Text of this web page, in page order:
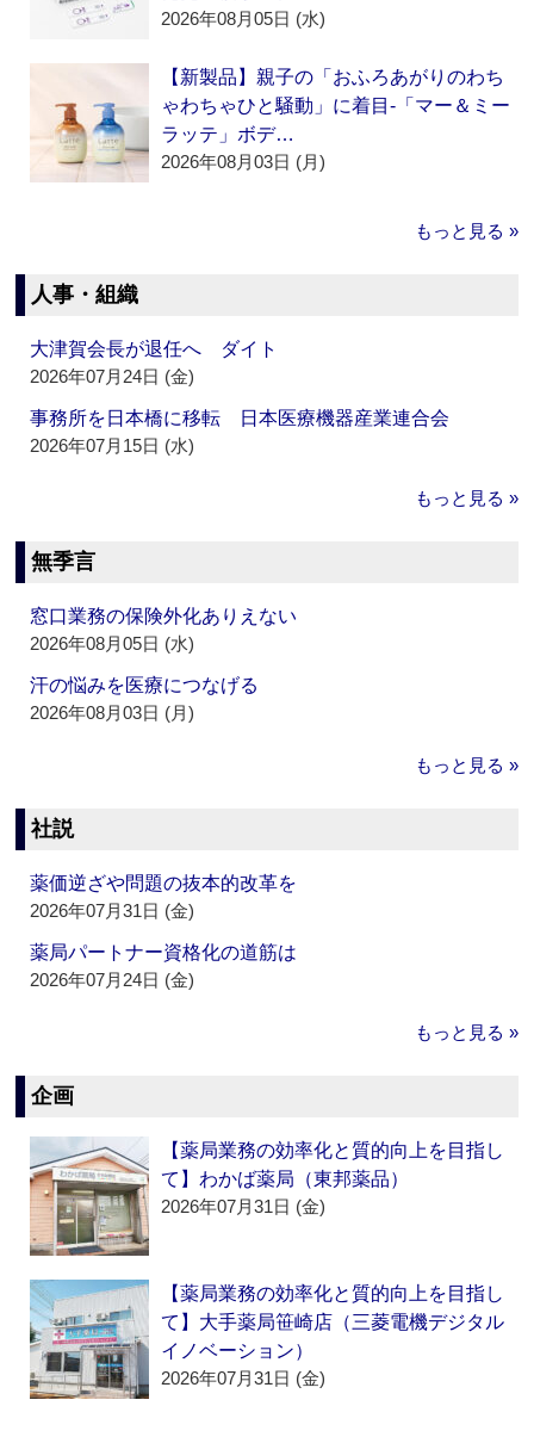
2026年08月05日 (水)
【新製品】親子の「おふろあがりのわち
ゃわちゃひと騒動」に着目‐「マー＆ミー
ラッテ」ボデ…
2026年08月03日 (月)
もっと見る »
人事・組織
大津賀会長が退任へ ダイト
2026年07月24日 (金)
事務所を日本橋に移転 日本医療機器産業連合会
2026年07月15日 (水)
もっと見る »
無季言
窓口業務の保険外化ありえない
2026年08月05日 (水)
汗の悩みを医療につなげる
2026年08月03日 (月)
もっと見る »
社説
薬価逆ざや問題の抜本的改革を
2026年07月31日 (金)
薬局パートナー資格化の道筋は
2026年07月24日 (金)
もっと見る »
企画
【薬局業務の効率化と質的向上を目指し
て】わかば薬局（東邦薬品）
2026年07月31日 (金)
【薬局業務の効率化と質的向上を目指し
て】大手薬局笹崎店（三菱電機デジタル
イノベーション）
2026年07月31日 (金)